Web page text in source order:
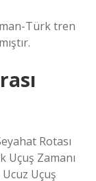
Türk tren
Rotası
Uçuş Zamanı
Uçuş